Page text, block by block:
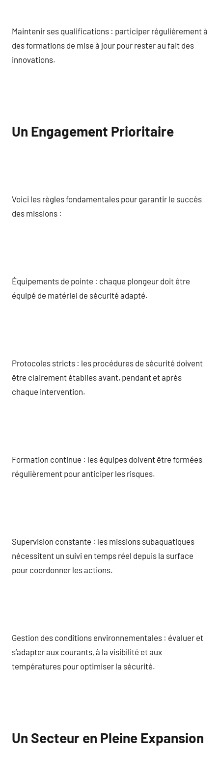
Maintenir ses qualifications : participer régulièrement à
des formations de mise à jour pour rester au fait des
innovations.
Un Engagement Prioritaire
Voici les règles fondamentales pour garantir le succès
des missions :
Équipements de pointe : chaque plongeur doit être
équipé de matériel de sécurité adapté.
Protocoles stricts : les procédures de sécurité doivent
être clairement établies avant, pendant et après
chaque intervention.
Formation continue : les équipes doivent être formées
régulièrement pour anticiper les risques.
Supervision constante : les missions subaquatiques
nécessitent un suivi en temps réel depuis la surface
pour coordonner les actions.
Gestion des conditions environnementales : évaluer et
s’adapter aux courants, à la visibilité et aux
températures pour optimiser la sécurité.
Un Secteur en Pleine Expansion